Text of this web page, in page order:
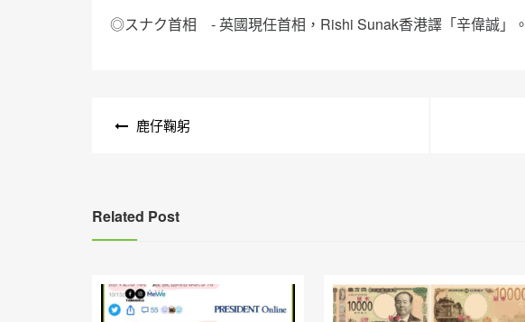
◎スナク首相 - 英國現任首相，Rishi Sunak香港譯「辛偉誠」。
鹿仔鞠躬
Related Post